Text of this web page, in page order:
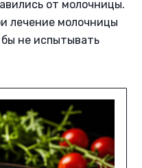
от молочницы.
лечение молочницы
не испытывать